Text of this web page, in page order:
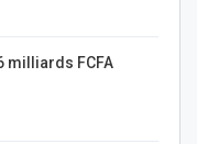
milliards FCFA